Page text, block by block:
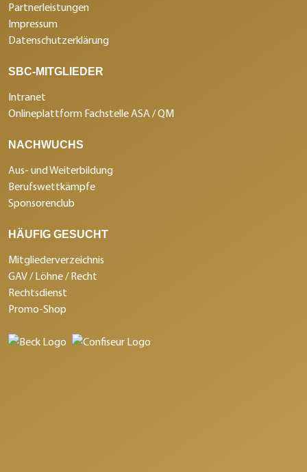
Partnerleistungen
Impressum
Datenschutzerklärung
SBC-MITGLIEDER
Intranet
Onlineplattform Fachstelle ASA / QM
NACHWUCHS
Aus- und Weiterbildung
Berufswettkämpfe
Sponsorenclub
HÄUFIG GESUCHT
Mitgliederverzeichnis
GAV / Löhne / Recht
Rechtsdienst
Promo-Shop